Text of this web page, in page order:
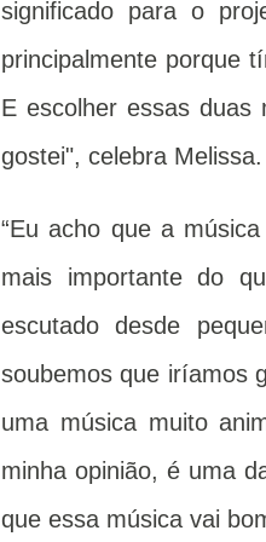
significado para o
principalmente porque
E escolher essas duas
gostei", celebra Melissa.
“Eu acho que a
mais importante do
escutado desde
soubemos que iríamos
uma música muito
minha opinião, é uma
que essa música vai